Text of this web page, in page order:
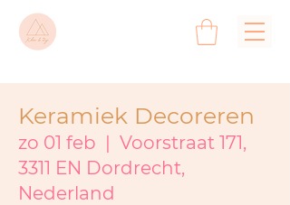
Keramiek Decoreren
zo 01 feb
  |
Voorstraat 171,
3311 EN Dordrecht,
Nederland